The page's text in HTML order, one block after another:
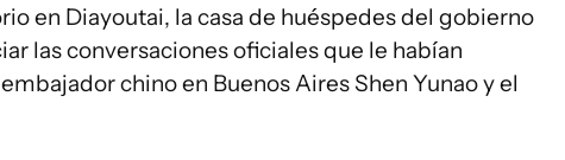
en Diayoutai, la casa de huéspedes del gobierno
las conversaciones oficiales que le habían
chino en Buenos Aires Shen Yunao y el